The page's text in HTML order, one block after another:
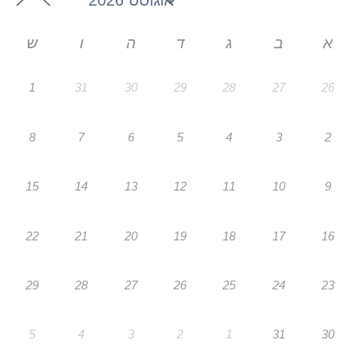
א ב ג ד ה ו ש
26
27
28
29
30
31
1
2
3
4
5
6
7
8
9
10
11
12
13
14
15
16
17
18
19
20
21
22
23
24
25
26
27
28
29
30
31
1
2
3
4
5